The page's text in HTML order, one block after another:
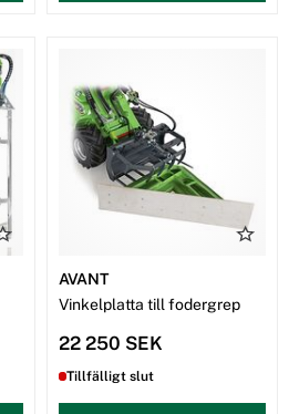
AVANT
Vinkelplatta till fodergrep
22 250 SEK
Tillfälligt slut